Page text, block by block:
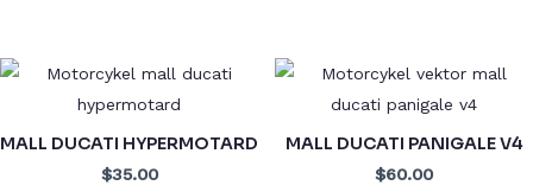
MALL DUCATI HYPERMOTARD
$35.00
MALL DUCATI PANIGALE V4
$60.00